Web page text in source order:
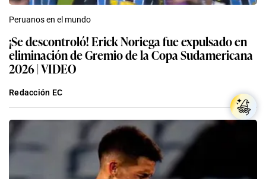
Peruanos en el mundo
¡Se descontroló! Erick Noriega fue expulsado en
eliminación de Gremio de la Copa Sudamericana
2026 | VIDEO
Redacción EC